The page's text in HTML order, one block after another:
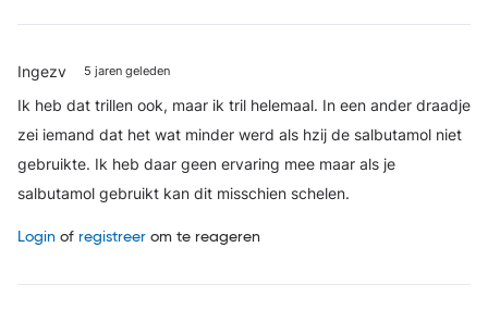
Ingezv 5 jaren geleden
Ik heb dat trillen ook, maar ik tril helemaal. In een ander draadje
zei iemand dat het wat minder werd als hzij de salbutamol niet
gebruikte. Ik heb daar geen ervaring mee maar als je
salbutamol gebruikt kan dit misschien schelen.
Login of registreer om te reageren